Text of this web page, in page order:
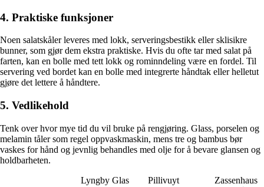
4. Praktiske funksjoner
Noen salatskåler leveres med lokk, serveringsbestikk eller sklisikre
bunner, som gjør dem ekstra praktiske. Hvis du ofte tar med salat på
farten, kan en bolle med tett lokk og rominndeling være en fordel. Til
servering ved bordet kan en bolle med integrerte håndtak eller helletut
gjøre det lettere å håndtere.
5. Vedlikehold
Tenk over hvor mye tid du vil bruke på rengjøring. Glass, porselen og
melamin tåler som regel oppvaskmaskin, mens tre og bambus bør
vaskes for hånd og jevnlig behandles med olje for å bevare glansen og
holdbarheten.
Lyngby Glas
Pillivuyt
Zassenhaus